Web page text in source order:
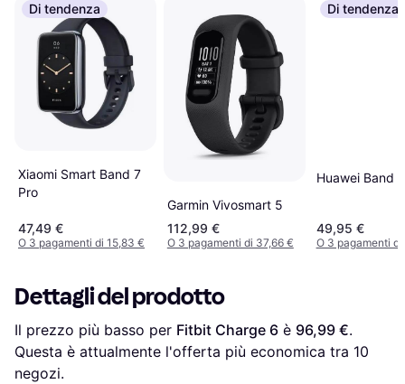
Di tendenza
Xiaomi Smart Band 7
Pro
47,49 €
O 3 pagamenti di 15,83 €
Garmin Vivosmart 5
112,99 €
O 3 pagamenti di 37,66 €
Di tendenza
Huawei Band 6
49,95 €
O 3 pagamenti di
Dettagli del prodotto
Il prezzo più basso per Fitbit Charge 6 è 96,99 €.
Questa è attualmente l'offerta più economica tra 10
negozi.